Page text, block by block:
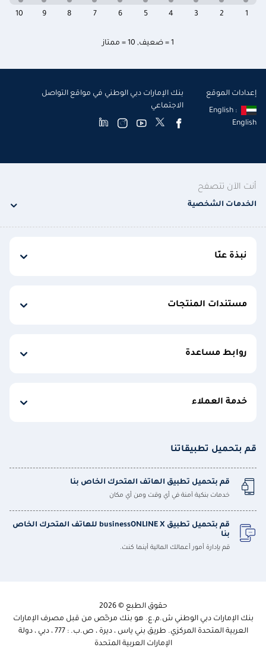
1 = ضعيف , 10 = ممتاز
10 9 8 7 6 5 4 3 2 1
إعدادات الموقع
English :
English
بنك الإمارات دبي الوطني في مواقع التواصل
الاجتماعي
أنت الآن تتصفح
الخدمات الشخصية
نبذة عنّا
مستندات المنتجات
روابط مساعدة
خدمة العملاء
قم بتحميل تطبيقاتنا
قم بتحميل تطبيق الهاتف المتحرك الخاص بنا
خدمات بنكية آمنة في أي وقت ومن أي مكان
قم بتحميل تطبيق businessONLINE X للهاتف المتحرك الخاص
بنا
قم بإدارة أمور أعمالك المالية أينما كنت.
حقوق الطبع © 2026
بنك الإمارات دبي الوطني ش.م.ع. هو بنك مرخّص من قبل مصرف الإمارات
العربية المتحدة المركزي. طريق بني ياس ، ديرة ، ص.ب. : 777 ، دبي ، دولة
الإمارات العربية المتحدة